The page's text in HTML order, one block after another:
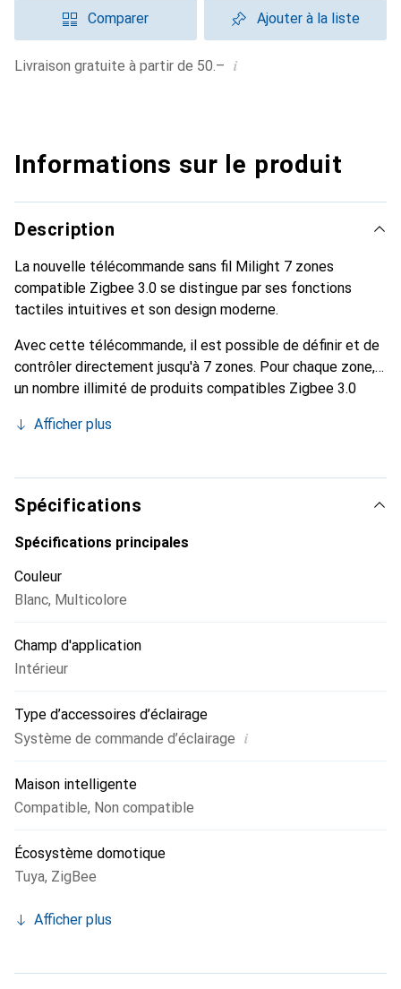
Comparer Ajouter à la liste
Livraison gratuite à partir de 50.– i
Informations sur le produit
Description
La nouvelle télécommande sans fil Milight 7 zones
compatible Zigbee 3.0 se distingue par ses fonctions
tactiles intuitives et son design moderne.
Avec cette télécommande, il est possible de définir et de
contrôler directement jusqu'à 7 zones. Pour chaque zone,
un nombre illimité de produits compatibles Zigbee 3.0
Afficher plus
Spécifications
Spécifications principales
Couleur
Blanc, Multicolore
Champ d'application
Intérieur
Type d’accessoires d’éclairage
Système de commande d’éclairage i
Maison intelligente
Compatible, Non compatible
Écosystème domotique
Tuya, ZigBee
Afficher plus